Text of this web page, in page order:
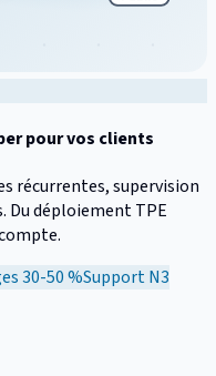
pour vos clients
récurrentes, supervision
déploiement TPE
30-50 %Support N3